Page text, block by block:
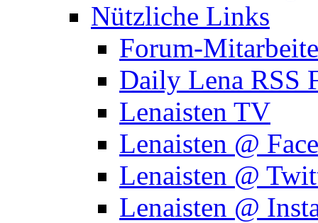
Nützliche Links
Forum-
Daily Lena RSS
Lenaisten TV
Lenaisten @
Lenaisten @
Lenaisten @